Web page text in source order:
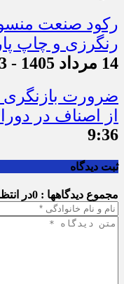
رکود صنعت
رنگرزی و چاپ
14 مرداد 1405 - 10:23
ضرورت بازنگری
از اصناف در
9:36
ثبت دیدگاه
مجموع دیدگاهها : 0 در